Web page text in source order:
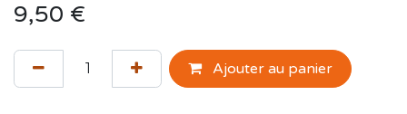
9,50 €
Ajouter au panier